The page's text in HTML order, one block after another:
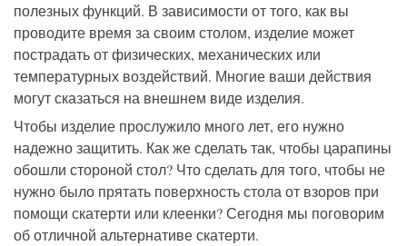
полезных функций. В зависимости от того, как вы
проводите время за своим столом, изделие может
пострадать от физических, механических или
температурных воздействий. Многие ваши действия
могут сказаться на внешнем виде изделия.
Чтобы изделие прослужило много лет, его нужно
надежно защитить. Как же сделать так, чтобы царапины
обошли стороной стол? Что сделать для того, чтобы не
нужно было прятать поверхность стола от взоров при
помощи скатерти или клеенки? Сегодня мы поговорим
об отличной альтернативе скатерти.